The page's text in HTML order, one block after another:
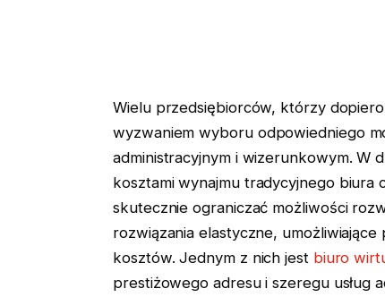
Wielu przedsiębiorców, którzy
wyzwaniem wyboru odpowiedniego
administracyjnym i wizerunkowym. W
kosztami wynajmu tradycyjnego biura
skutecznie ograniczać możliwości
rozwiązania elastyczne,
kosztów. Jednym z nich jest biuro
prestiżowego adresu i szeregu usług